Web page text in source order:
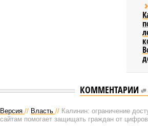
КОММЕНТАРИИ
Версия // Власть // Калинин: ограничение
сайтам помогает защищать граждан от